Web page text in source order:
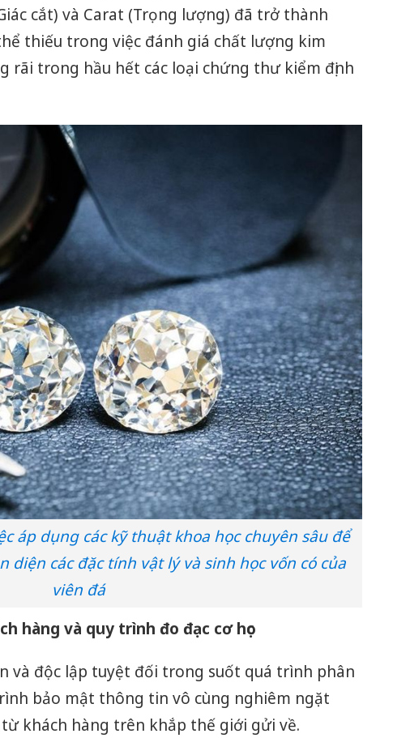
cắt) và Carat (Trọng lượng) đã trở thành
thiếu trong việc đánh giá chất lượng kim
rãi trong hầu hết các loại chứng thư kiểm định
áp dụng các kỹ thuật khoa học chuyên sâu để
diện các đặc tính vật lý và sinh học vốn có của
viên đá
hàng và quy trình đo đạc cơ học
và độc lập tuyệt đối trong suốt quá trình phân
bảo mật thông tin vô cùng nghiêm ngặt
khách hàng trên khắp thế giới gửi về.